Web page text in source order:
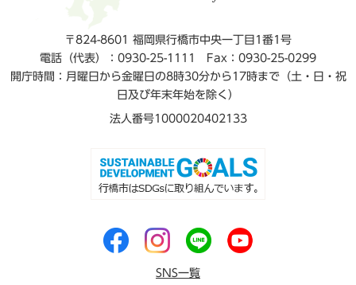
〒824-8601 福岡県行橋市中央一丁目1番1号
電話（代表）：0930-25-1111
Fax：0930-25-0299
開庁時間：月曜日から金曜日の8時30分から17時まで（土・日・祝
日及び年末年始を除く）
法人番号1000020402133
SNS一覧